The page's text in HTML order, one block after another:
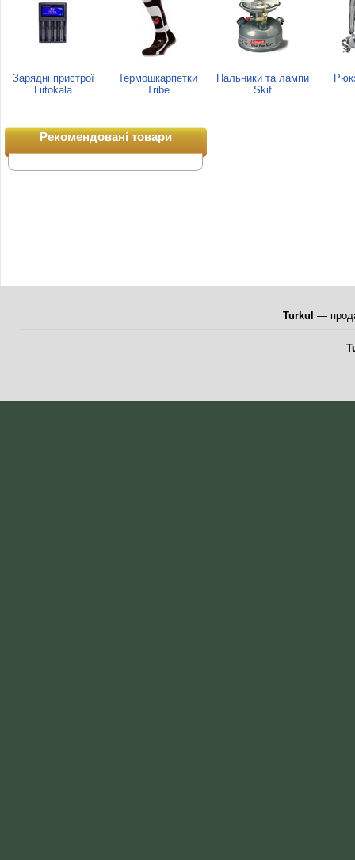
Зарядні пристрої
Liitokala
Термошкарпетки
Tribe
Пальники та лампи
Skif
Рекомендовані товари
Turkul —